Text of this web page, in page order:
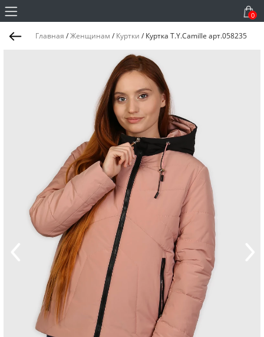
0
Главная /Женщинам / Куртки / Куртка T.Y.Camille арт.058235